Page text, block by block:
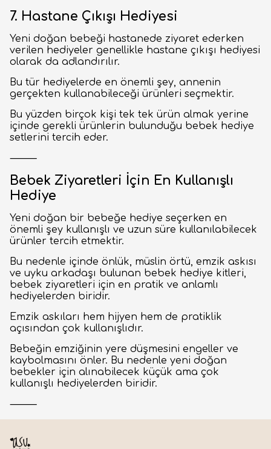
7. Hastane Çıkışı Hediyesi
Yeni doğan bebeği hastanede ziyaret ederken
verilen hediyeler genellikle hastane çıkışı hediyesi
olarak da adlandırılır.
Bu tür hediyelerde en önemli şey, annenin
gerçekten kullanabileceği ürünleri seçmektir.
Bu yüzden birçok kişi tek tek ürün almak yerine
içinde gerekli ürünlerin bulunduğu bebek hediye
setlerini tercih eder.
⸻
Bebek Ziyaretleri İçin En Kullanışlı
Hediye
Yeni doğan bir bebeğe hediye seçerken en
önemli şey kullanışlı ve uzun süre kullanılabilecek
ürünler tercih etmektir.
Bu nedenle içinde önlük, müslin örtü, emzik askısı
ve uyku arkadaşı bulunan bebek hediye kitleri,
bebek ziyaretleri için en pratik ve anlamlı
hediyelerden biridir.
Emzik askıları hem hijyen hem de pratiklik
açısından çok kullanışlıdır.
Bebeğin emziğinin yere düşmesini engeller ve
kaybolmasını önler. Bu nedenle yeni doğan
bebekler için alınabilecek küçük ama çok
kullanışlı hediyelerden biridir.
⸻